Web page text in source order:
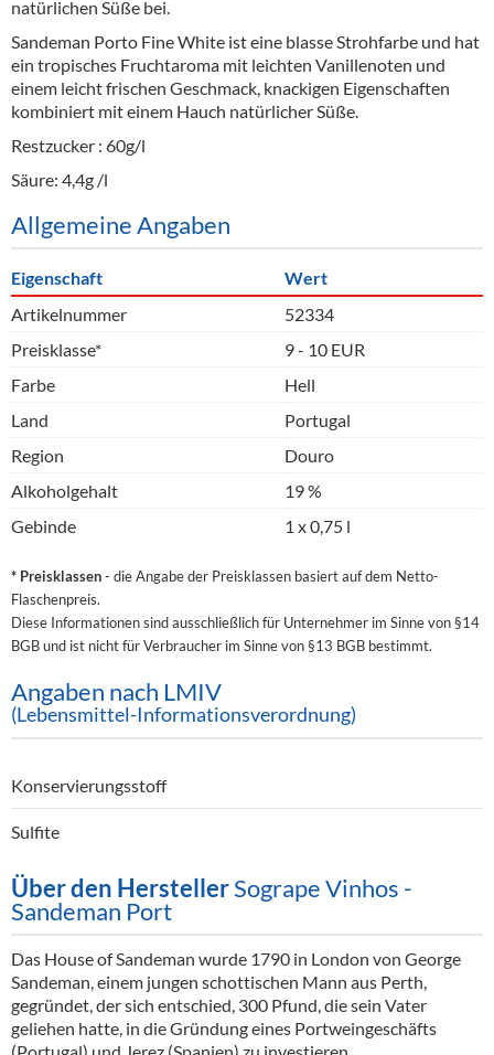
natürlichen Süße bei.
Sandeman Porto Fine White ist eine blasse Strohfarbe und hat
ein tropisches Fruchtaroma mit leichten Vanillenoten und
einem leicht frischen Geschmack, knackigen Eigenschaften
kombiniert mit einem Hauch natürlicher Süße.
Restzucker : 60g/l
Säure: 4,4g /l
Allgemeine Angaben
Eigenschaft
Wert
Artikelnummer
52334
Preisklasse*
9 - 10 EUR
Farbe
Hell
Land
Portugal
Region
Douro
Alkoholgehalt
19 %
Gebinde
1 x 0,75 l
* Preisklassen- die Angabe der Preisklassen basiert auf dem Netto-
Flaschenpreis.
Diese Informationen sind ausschließlich für Unternehmer im Sinne von §14
BGB und ist nicht für Verbraucher im Sinne von §13 BGB bestimmt.
Angaben nach LMIV
(Lebensmittel-Informationsverordnung)
Konservierungsstoff
Sulfite
Über den HerstellerSogrape Vinhos -
Sandeman Port
Das House of Sandeman wurde 1790 in London von George
Sandeman, einem jungen schottischen Mann aus Perth,
gegründet, der sich entschied, 300 Pfund, die sein Vater
geliehen hatte, in die Gründung eines Portweingeschäfts
(Portugal) und Jerez (Spanien) zu investieren.